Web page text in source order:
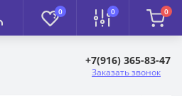
0 0 0
+7(916) 365-83-47
Заказать звонок